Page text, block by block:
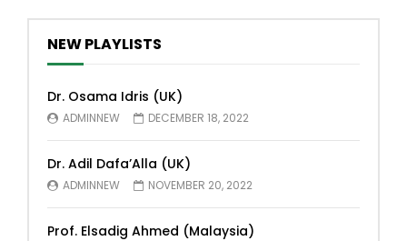
NEW PLAYLISTS
Dr. Osama Idris (UK)
ADMINNEW DECEMBER 18, 2022
Dr. Adil Dafa’Alla (UK)
ADMINNEW NOVEMBER 20, 2022
Prof. Elsadig Ahmed (Malaysia)